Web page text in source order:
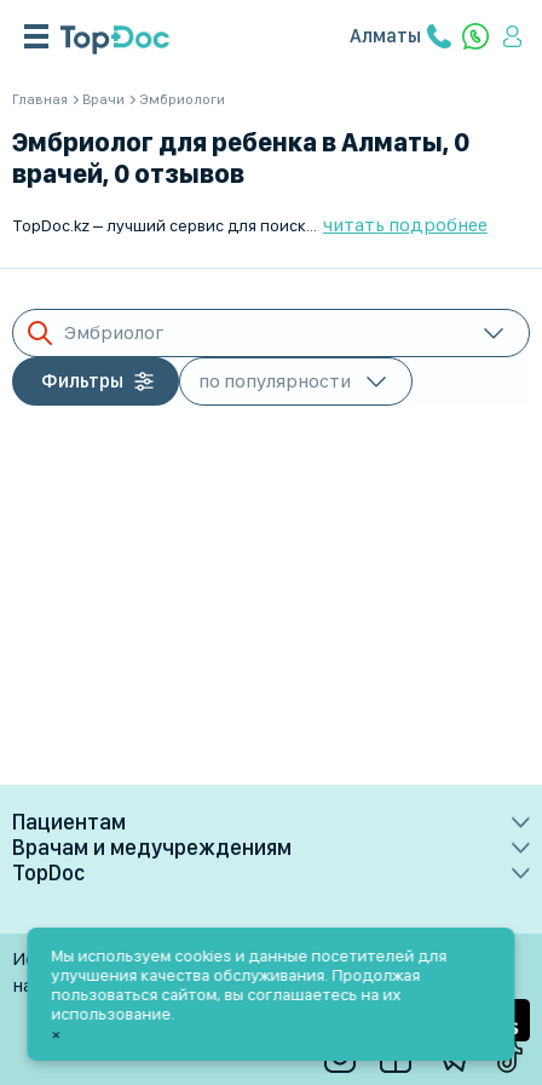
Алматы
Главная Врачи Эмбриологи
Эмбриолог для ребенка в Алматы, 0
врачей, 0 отзывов
читать подробнее
Эмбриолог
Фильтры
Пациентам
Врачи
Клиники
Лаборатории
Услуги
Блог
Акции и скидки
Врачам и медучреждениям
Преимущества
Медучреждениям
Врачам
TopDoc
Контакты
Помощь
Использование материалов разрешено только при
наличии активной ссылки на источник
Мы используем cookies и данные посетителей для
улучшения качества обслуживания. Продолжая
пользоваться сайтом, вы соглашаетесь на их
использование.
×